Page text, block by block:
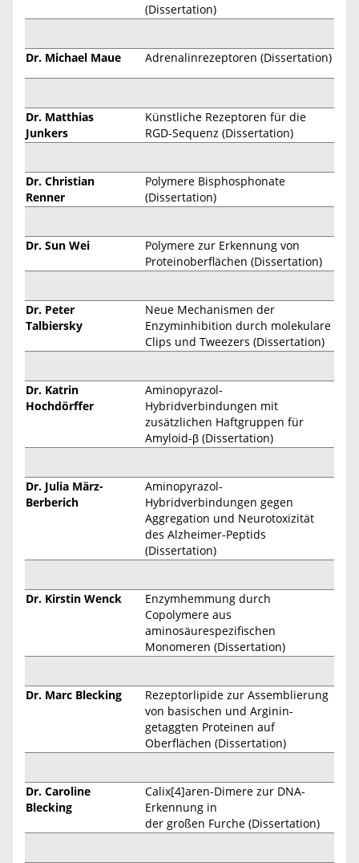
(Dissertation)
Dr. Michael Maue Adrenalinrezeptoren (Dissertation)
Dr. Matthias
Junkers
Künstliche Rezeptoren für die
RGD-Sequenz (Dissertation)
Dr. Christian
Renner
Polymere Bisphosphonate
(Dissertation)
Dr. Sun Wei
Polymere zur Erkennung von
Proteinoberflächen (Dissertation)
Dr. Peter
Talbiersky
Neue Mechanismen der
Enzyminhibition durch molekulare
Clips und Tweezers (Dissertation)
Dr. Katrin
Hochdörffer
Aminopyrazol-
Hybridverbindungen mit
zusätzlichen Haftgruppen für
Amyloid-β (Dissertation)
Dr. Julia März-
Berberich
Aminopyrazol-
Hybridverbindungen gegen
Aggregation und Neurotoxizität
des Alzheimer-Peptids
(Dissertation)
Dr. Kirstin Wenck
Enzymhemmung durch
Copolymere aus
aminosäurespezifischen
Monomeren (Dissertation)
Dr. Marc Blecking
Rezeptorlipide zur Assemblierung
von basischen und Arginin-
getaggten Proteinen auf
Oberflächen (Dissertation)
Dr. Caroline
Blecking
Calix[4]aren-Dimere zur DNA-
Erkennung in
der großen Furche (Dissertation)